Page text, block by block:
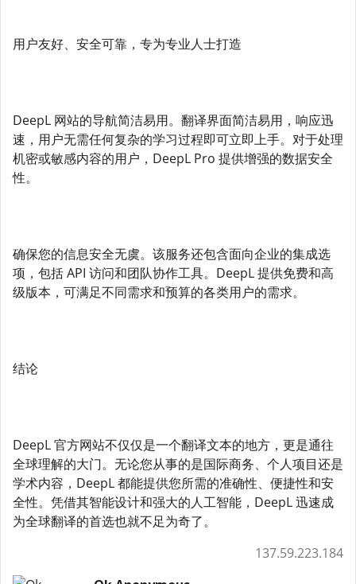
用户友好、安全可靠，专为专业人士打造
DeepL 网站的导航简洁易用。翻译界面简洁易用，响应迅
速，用户无需任何复杂的学习过程即可立即上手。对于处理
机密或敏感内容的用户，DeepL Pro 提供增强的数据安全
性。
确保您的信息安全无虞。该服务还包含面向企业的集成选
项，包括 API 访问和团队协作工具。DeepL 提供免费和高
级版本，可满足不同需求和预算的各类用户的需求。
结论
DeepL 官方网站不仅仅是一个翻译文本的地方，更是通往
全球理解的大门。无论您从事的是国际商务、个人项目还是
学术内容，DeepL 都能提供您所需的准确性、便捷性和安
全性。凭借其智能设计和强大的人工智能，DeepL 迅速成
为全球翻译的首选也就不足为奇了。
137.59.223.184